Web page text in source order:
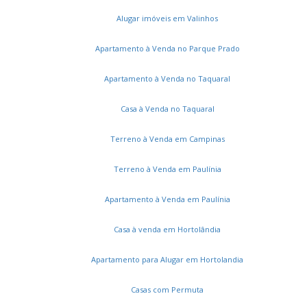
Alugar imóveis em Valinhos
Apartamento à Venda no Parque Prado
Apartamento à Venda no Taquaral
Casa à Venda no Taquaral
Terreno à Venda em Campinas
Terreno à Venda em Paulínia
Apartamento à Venda em Paulínia
Casa à venda em Hortolândia
Apartamento para Alugar em Hortolandia
Casas com Permuta